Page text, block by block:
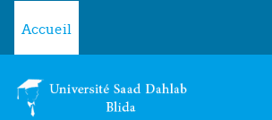
Accueil